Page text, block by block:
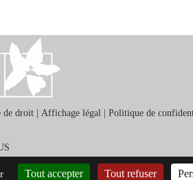
de droit | Affichage légal | Politique de
Tout accepter Tout refuser